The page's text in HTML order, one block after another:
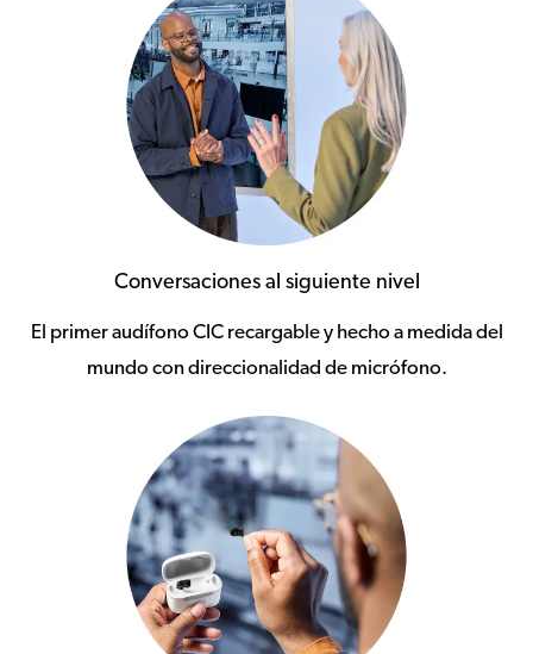
Conversaciones al siguiente nivel
El primer audífono CIC recargable y hecho a medida del
mundo con direccionalidad de micrófono.